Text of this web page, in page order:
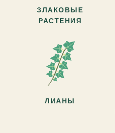
ЗЛАКОВЫЕ
РАСТЕНИЯ
ЛИАНЫ